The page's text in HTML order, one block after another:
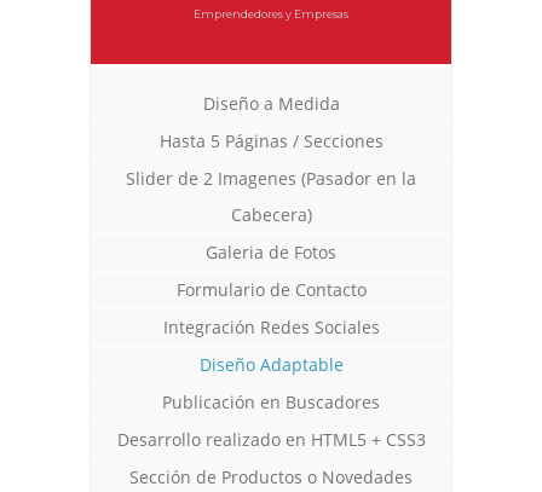
Emprendedores y Empresas
Diseño a Medida
Hasta 5 Páginas / Secciones
Slider de 2 Imagenes (Pasador en la
Cabecera)
Galeria de Fotos
Formulario de Contacto
Integración Redes Sociales
Diseño Adaptable
Publicación en Buscadores
Desarrollo realizado en HTML5 + CSS3
Sección de Productos o Novedades